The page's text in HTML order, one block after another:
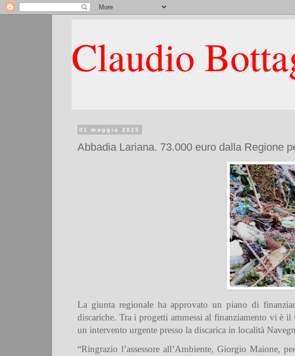
Claudio
01 maggio 2025
Abbadia Lariana. 73.000 euro dalla Regione
La giunta regionale ha approvato un piano di
discariche. Tra i progetti ammessi al finanziamento vi è
un intervento urgente presso la discarica in località
“Ringrazio l’assessore all’Ambiente, Giorgio Maione,